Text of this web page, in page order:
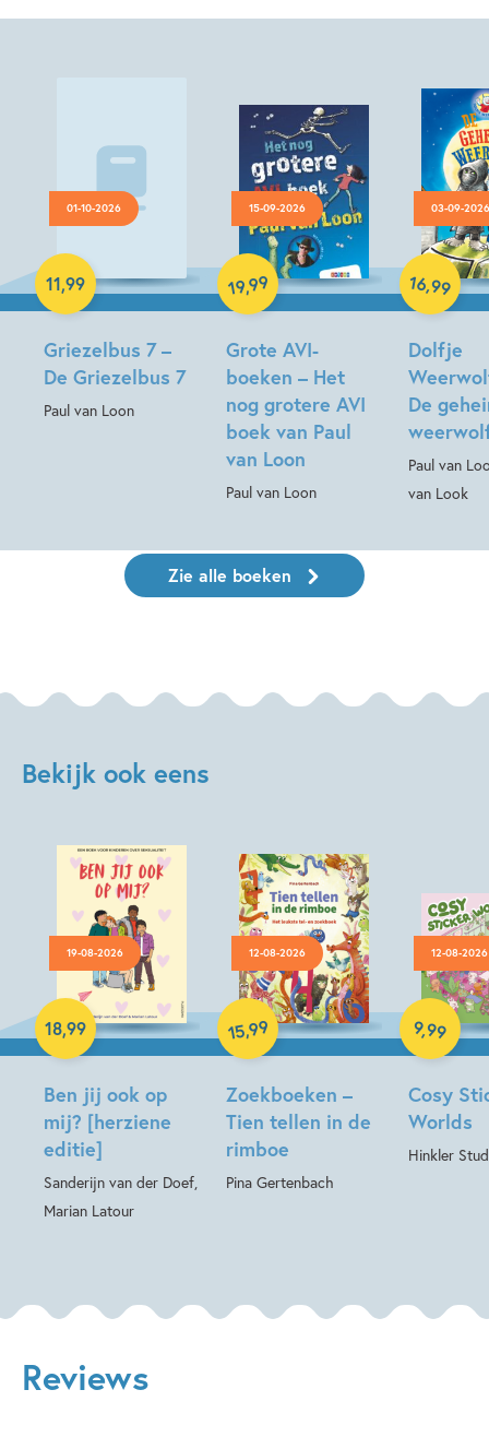
01-10-2026
Griezelbus 7 –
De Griezelbus 7
Paul van Loon
11,99
Luisterboek
15-09-2026
Grote AVI-
boeken – Het
nog grotere AVI
boek van Paul
van Loon
Paul van Loon
19,99
Hardcover
03-09-2026
Dolfje
De
Paul van
van Look
16,99
Hardcover
Zie alle boeken
Bekijk ook eens
19-08-2026
Ben jij ook op
mij? [herziene
editie]
Sanderijn van der Doef,
Marian Latour
18,99
Hardcover
12-08-2026
Zoekboeken –
Tien tellen in de
rimboe
Pina Gertenbach
15,99
Hardcover
12-08-2026
Cosy
Worlds
Hinkler
9,99
Paperback
Reviews